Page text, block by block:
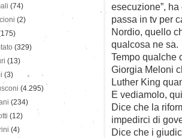
esecuzione”,
passa in tv per
Nordio, quello
qualcosa ne sa.
Tempo qualche
Giorgia Meloni
Luther King
E vediamolo,
Dice che la
impedirci di
Dice che i
(74)
(2)
(329)
(13)
(3)
(4.295)
(234)
(12)
(4)